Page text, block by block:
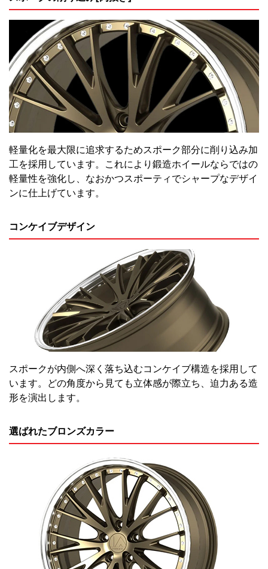
軽量化を最大限に追求するためスポーク部分に削り込み加
工を採用しています。これにより鍛造ホイールならではの
軽量性を強化し、なおかつスポーティでシャープなデザイ
ンに仕上げています。
コンケイブデザイン
スポークが内側へ深く落ち込むコンケイブ構造を採用して
います。どの角度から見ても立体感が際立ち、迫力ある造
形を演出します。
選ばれたブロンズカラー